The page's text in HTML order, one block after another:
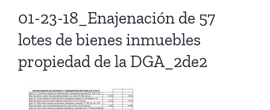
01-23-18_Enajenación de 57
lotes de bienes inmuebles
propiedad de la DGA_2de2